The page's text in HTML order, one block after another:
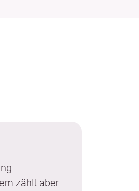
zählt aber